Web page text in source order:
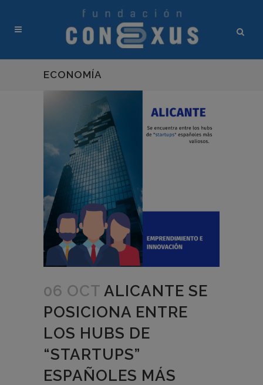
ECONOMÍA
06 OCT ALICANTE SE
POSICIONA ENTRE
LOS HUBS DE
“STARTUPS”
ESPAÑOLES MÁS